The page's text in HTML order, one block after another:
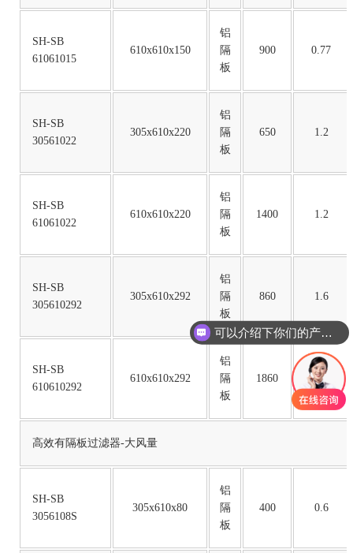
SH-SB
61061015
610x610x150
铝
隔
板
900 0.77
SH-SB
30561022
305x610x220
铝
隔
板
650 1.2
SH-SB
61061022
610x610x220
铝
隔
板
1400 1.2
SH-SB
305610292
305x610x292
铝
隔
板
860 1.6
SH-SB
610610292
610x610x292
铝
隔
板
1860 1.6
高效有隔板过滤器-大风量
SH-SB
3056108S
305x610x80
铝
隔
板
400 0.6
可以介绍下你们的产品么